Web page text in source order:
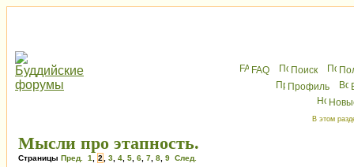
FAQ Поиск
Профиль
В этом
Мысли про этапность.
Страницы Пред. 1 2 3 4 5 6 7 8 9 След.